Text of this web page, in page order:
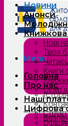
Menu
Головна
Про нас
Новини
Анонси
Книжкова
Нові
Твоя
Книги
Наші
Цифрова